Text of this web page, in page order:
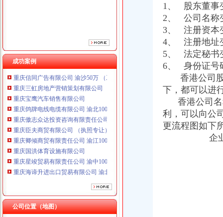
成功案例
重庆星竣贸易有限责任公司 渝中100万 （进出口权）
重庆海谛升进出口贸易有限公司 渝北100万 （进出口权）
重庆奕欣锦诚商贸有限公司 渝九50万 （工商注册）
重庆信同广告有限公司 渝沙50万 （工商注册）
重庆三虹房地产营销策划有限公司
重庆宝鹰汽车销售有限公司
重庆鸽牌电线电缆有限公司 渝北10010万 (进出口权)
重庆傲志众达投资咨询有限责任公司 渝九1000万 （增资）
重庆臣夫商贸有限公司 （执照专让）
重庆卿倾商贸有限责任公司 渝江100万 （工商注册）
重庆国洪体育设施有限公司
重庆星竣贸易有限责任公司 渝中100万 （进出口权）
重庆海谛升进出口贸易有限公司 渝北100万 （进出口权）
重庆奕欣锦诚商贸有限公司 渝九50万 （工商注册）
重庆信同广告有限公司 渝沙50万 （工商注册）
重庆三虹房地产营销策划有限公司
重庆宝鹰汽车销售有限公司
公司位置（地图）
1、 股东董事
2、 公司名称
3、 注册资本
4、 注册地址
5、 法定秘书
6、 身份证号
香港公司
下，都可以进
香港公司名
利，可以向公
更流程图如下
企